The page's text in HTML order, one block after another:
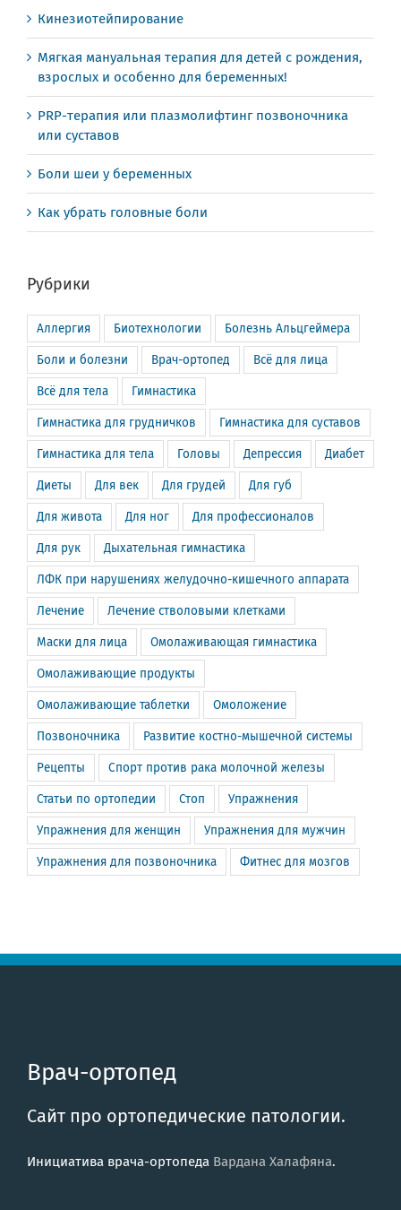
Кинезиотейпирование
Мягкая мануальная терапия для детей с рождения,
взрослых и особенно для беременных!
PRP-терапия или плазмолифтинг позвоночника
или суставов
Боли шеи у беременных
Как убрать головные боли
Рубрики
Аллергия Биотехнологии Болезнь Альцгеймера
Боли и болезни Врач-ортопед Всё для лица
Всё для тела Гимнастика
Гимнастика для грудничков Гимнастика для суставов
Гимнастика для тела Головы Депрессия Диабет
Диеты Для век Для грудей Для губ
Для живота Для ног Для профессионалов
Для рук Дыхательная гимнастика
ЛФК при нарушениях желудочно-кишечного аппарата
Лечение Лечение стволовыми клетками
Маски для лица Омолаживающая гимнастика
Омолаживающие продукты
Омолаживающие таблетки Омоложение
Позвоночника Развитие костно-мышечной системы
Рецепты Спорт против рака молочной железы
Статьи по ортопедии Стоп Упражнения
Упражнения для женщин Упражнения для мужчин
Упражнения для позвоночника Фитнес для мозгов
Врач-ортопед
Сайт про ортопедические патологии.
Инициатива врача-ортопеда Вардана Халафяна.